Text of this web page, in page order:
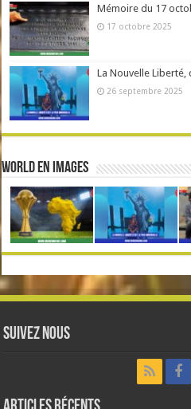
Mémoire du 17
17 octobre 2025
La Nouvelle Liberté,
26 septembre 2025
World en Images
Suivez nous